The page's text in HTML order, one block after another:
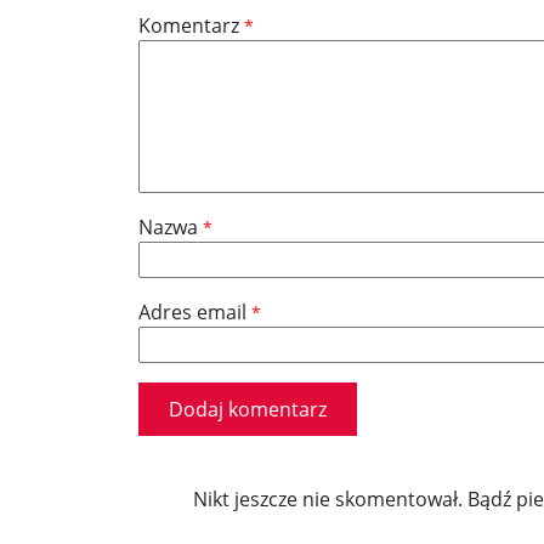
Komentarz *
Nazwa *
Adres email *
Nikt jeszcze nie skomentował. Bądź